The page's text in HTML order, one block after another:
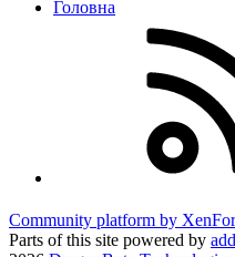
Головна
Community platform by
Parts of this site powered by